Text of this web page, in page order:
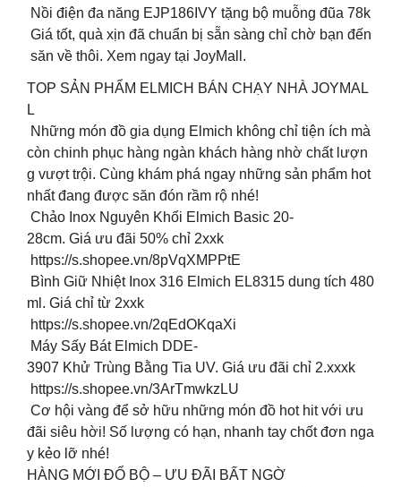
Nồi điện đa năng EJP186IVY tặng bộ muỗng đũa 78k
Giá tốt, quà xịn đã chuẩn bị sẵn sàng chỉ chờ bạn đến
săn về thôi. Xem ngay tại JoyMall.
TOP SẢN PHẨM ELMICH BÁN CHẠY NHÀ JOYMAL
L
Những món đồ gia dụng Elmich không chỉ tiện ích mà
còn chinh phục hàng ngàn khách hàng nhờ chất lượn
g vượt trội. Cùng khám phá ngay những sản phẩm hot
nhất đang được săn đón rầm rộ nhé!
Chảo Inox Nguyên Khối Elmich Basic 20-
28cm. Giá ưu đãi 50% chỉ 2xxk
️ https://s.shopee.vn/8pVqXMPPtE
Bình Giữ Nhiệt Inox 316 Elmich EL8315 dung tích 480
ml. Giá chỉ từ 2xxk
️ https://s.shopee.vn/2qEdOKqaXi
Máy Sấy Bát Elmich DDE-
3907 Khử Trùng Bằng Tia UV. Giá ưu đãi chỉ 2.xxxk
️ https://s.shopee.vn/3ArTmwkzLU
Cơ hội vàng để sở hữu những món đồ hot hit với ưu
đãi siêu hời! Số lượng có hạn, nhanh tay chốt đơn nga
y kẻo lỡ nhé!
HÀNG MỚI ĐỔ BỘ – ƯU ĐÃI BẤT NGỜ